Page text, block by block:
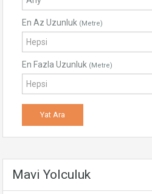
En Az Uzunluk (Metre)
En Fazla Uzunluk (Metre)
Mavi Yolculuk